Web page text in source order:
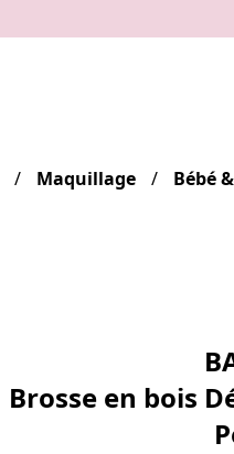
Maquillage Bébé
Brosse en bois